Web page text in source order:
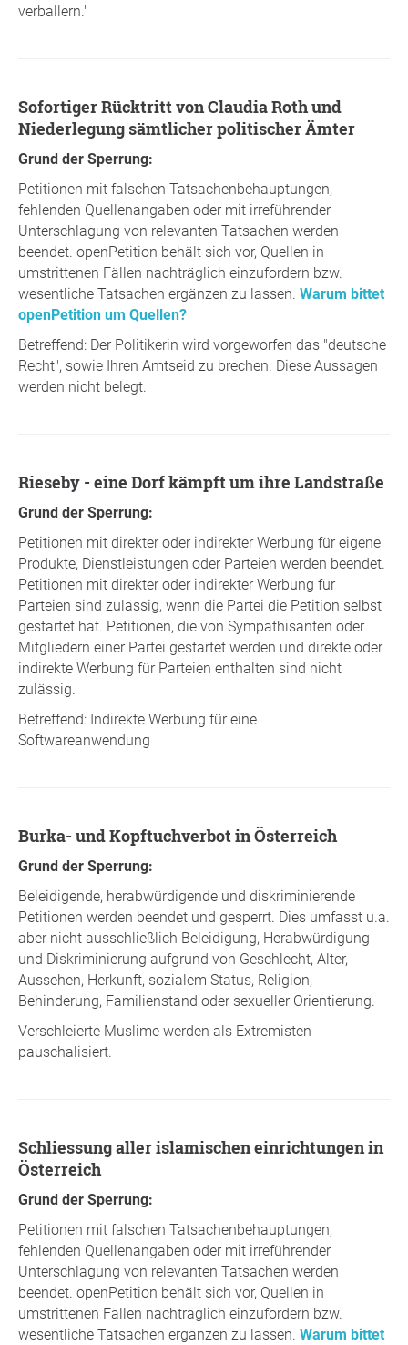
verballern."
Sofortiger Rücktritt von Claudia Roth und
Niederlegung sämtlicher politischer Ämter
Grund der Sperrung:
Petitionen mit falschen Tatsachenbehauptungen,
fehlenden Quellenangaben oder mit irreführender
Unterschlagung von relevanten Tatsachen werden
beendet. openPetition behält sich vor, Quellen in
umstrittenen Fällen nachträglich einzufordern bzw.
wesentliche Tatsachen ergänzen zu lassen. Warum bittet
openPetition um Quellen?
Betreffend: Der Politikerin wird vorgeworfen das "deutsche
Recht", sowie Ihren Amtseid zu brechen. Diese Aussagen
werden nicht belegt.
Rieseby - eine Dorf kämpft um ihre Landstraße
Grund der Sperrung:
Petitionen mit direkter oder indirekter Werbung für eigene
Produkte, Dienstleistungen oder Parteien werden beendet.
Petitionen mit direkter oder indirekter Werbung für
Parteien sind zulässig, wenn die Partei die Petition selbst
gestartet hat. Petitionen, die von Sympathisanten oder
Mitgliedern einer Partei gestartet werden und direkte oder
indirekte Werbung für Parteien enthalten sind nicht
zulässig.
Betreffend: Indirekte Werbung für eine
Softwareanwendung
Burka- und Kopftuchverbot in Österreich
Grund der Sperrung:
Beleidigende, herabwürdigende und diskriminierende
Petitionen werden beendet und gesperrt. Dies umfasst u.a.
aber nicht ausschließlich Beleidigung, Herabwürdigung
und Diskriminierung aufgrund von Geschlecht, Alter,
Aussehen, Herkunft, sozialem Status, Religion,
Behinderung, Familienstand oder sexueller Orientierung.
Verschleierte Muslime werden als Extremisten
pauschalisiert.
Schliessung aller islamischen einrichtungen in
Österreich
Grund der Sperrung:
Petitionen mit falschen Tatsachenbehauptungen,
fehlenden Quellenangaben oder mit irreführender
Unterschlagung von relevanten Tatsachen werden
beendet. openPetition behält sich vor, Quellen in
umstrittenen Fällen nachträglich einzufordern bzw.
wesentliche Tatsachen ergänzen zu lassen. Warum bittet